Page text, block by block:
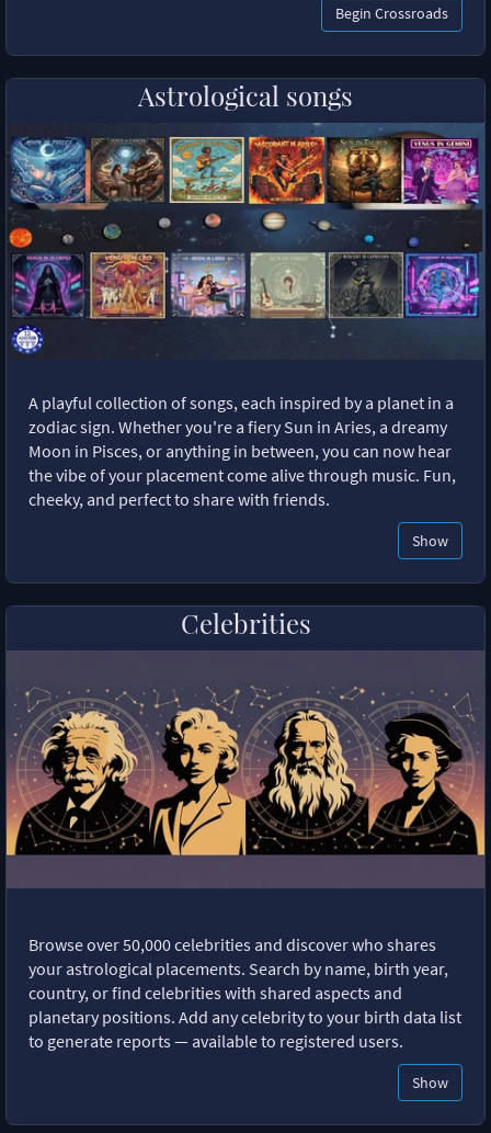
Begin Crossroads
Astrological songs
A playful collection of songs, each inspired by a planet in a
zodiac sign. Whether you're a fiery Sun in Aries, a dreamy
Moon in Pisces, or anything in between, you can now hear
the vibe of your placement come alive through music. Fun,
cheeky, and perfect to share with friends.
Show
Celebrities
Browse over 50,000 celebrities and discover who shares
your astrological placements. Search by name, birth year,
country, or find celebrities with shared aspects and
planetary positions. Add any celebrity to your birth data list
to generate reports — available to registered users.
Show